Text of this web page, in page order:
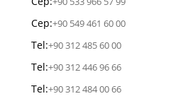
Cep:+90 549 461 60 00
Tel:+90 312 485 60 00
Tel:+90 312 446 96 66
Tel:+90 312 484 00 66